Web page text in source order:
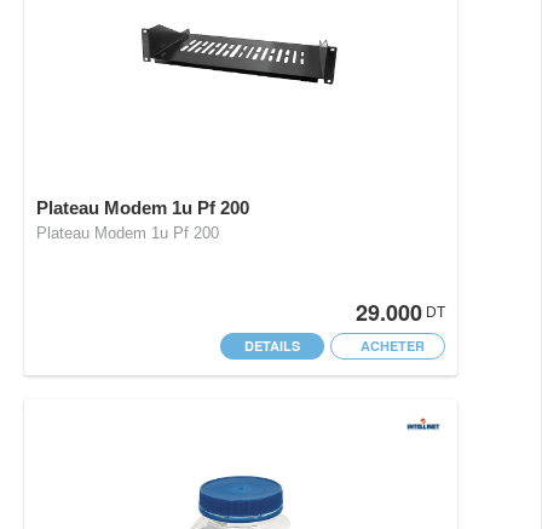
Plateau Modem 1u Pf 200
Plateau Modem 1u Pf 200
29.000 DT
ACHETER
DETAILS